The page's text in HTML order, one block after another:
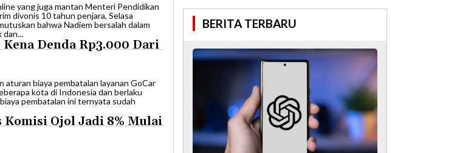
yang juga mantan Menteri Pendidikan
divonis 10 tahun penjara, Selasa
bahwa Nadiem bersalah dalam
dan...
Kena Denda Rp3.000 Dari
aturan biaya pembatalan layanan GoCar
kota di Indonesia dan berlaku
pembatalan ini ternyata sudah
Komisi Ojol Jadi 8% Mulai
BERITA TERBARU